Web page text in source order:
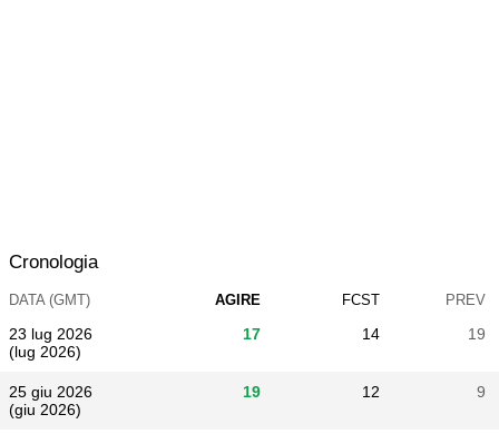
Cronologia
DATA (GMT) AGIRE FCST PREV
23 lug 2026
(lug 2026)
17 14 19
25 giu 2026
(giu 2026)
19 12 9